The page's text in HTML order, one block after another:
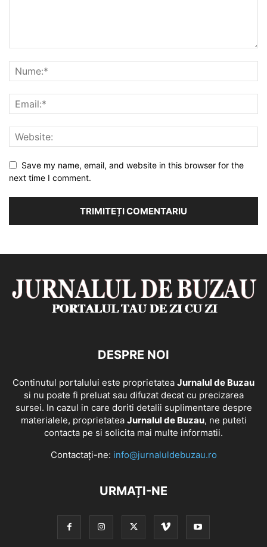
Save my name, email, and website in this browser for the
next time I comment.
DESPRE NOI
Continutul portalului este proprietatea Jurnalul de Buzau
si nu poate fi preluat sau difuzat decat cu precizarea
sursei. In cazul in care doriti detalii suplimentare despre
materialele, proprietatea Jurnalul de Buzau, ne puteti
contacta pe si solicita mai multe informatii.
Contactați-ne: info@jurnaluldebuzau.ro
URMAȚI-NE